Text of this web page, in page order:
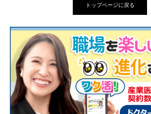
トップページに戻る